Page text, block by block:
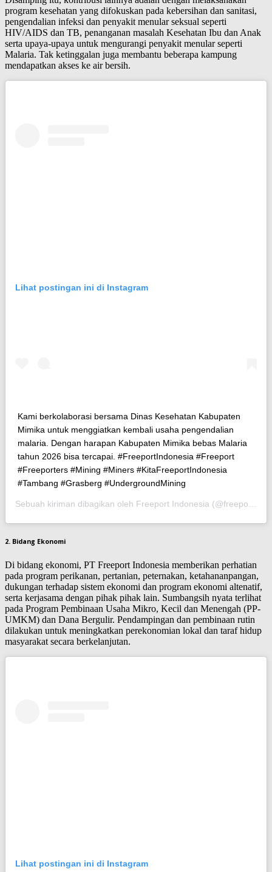
program kesehatan yang difokuskan pada kebersihan dan sanitasi,
pengendalian infeksi dan penyakit menular seksual seperti
HIV/AIDS dan TB, penanganan masalah Kesehatan Ibu dan Anak
serta upaya-upaya untuk mengurangi penyakit menular seperti
Malaria. Tak ketinggalan juga membantu beberapa kampung
mendapatkan akses ke air bersih.
Lihat postingan ini di Instagram
Kami berkolaborasi bersama Dinas Kesehatan Kabupaten
Mimika untuk menggiatkan kembali usaha pengendalian
malaria. Dengan harapan Kabupaten Mimika bebas Malaria
tahun 2026 bisa tercapai. #FreeportIndonesia #Freeport
#Freeporters #Mining #Miners #KitaFreeportIndonesia
#Tambang #Grasberg #UndergroundMining
2. Bidang Ekonomi
Di bidang ekonomi, PT Freeport Indonesia memberikan perhatian
pada program perikanan, pertanian, peternakan, ketahananpangan,
dukungan terhadap sistem ekonomi dan program ekonomi altenatif,
serta kerjasama dengan pihak pihak lain. Sumbangsih nyata terlihat
pada Program Pembinaan Usaha Mikro, Kecil dan Menengah (PP-
UMKM) dan Dana Bergulir. Pendampingan dan pembinaan rutin
dilakukan untuk meningkatkan perekonomian lokal dan taraf hidup
masyarakat secara berkelanjutan.
Lihat postingan ini di Instagram